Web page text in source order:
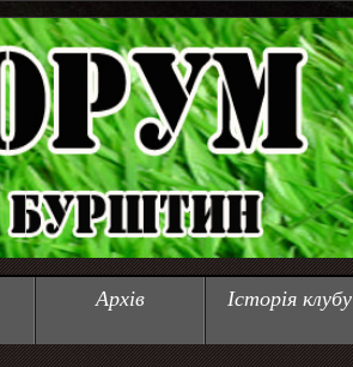
Архів Історія клубу